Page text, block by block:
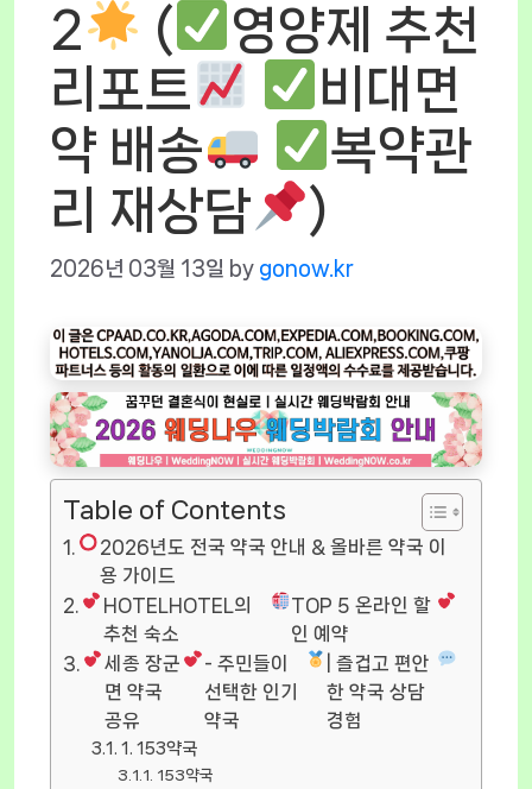
2
(
영양제 추천
리포트
비대면
약 배송
복약관
리 재상담
)
2026년 03월 13일 by gonow.kr
Table of Contents
2026년도 전국 약국 안내 & 올바른 약국 이
용 가이드
HOTELHOTEL의
추천 숙소
TOP 5 온라인 할
인 예약
세종 장군
면 약국
공유
- 주민들이
선택한 인기
약국
| 즐겁고 편안
한 약국 상담
경험
1. 153약국
153약국